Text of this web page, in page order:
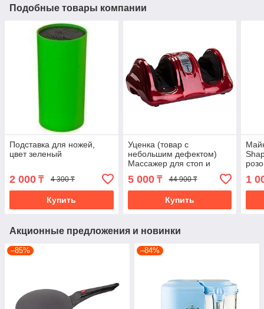
Подобные товары компании
Подставка для ножей,
цвет зеленый
2 000 ₸ 4 300 ₸
Купить
Уценка (товар с
небольшим дефектом)
Массажер для стоп и
красный (11018/2)
5 000₸ 44 900 ₸
Купить
1
Акционные предложения и новинки
–85% –84%